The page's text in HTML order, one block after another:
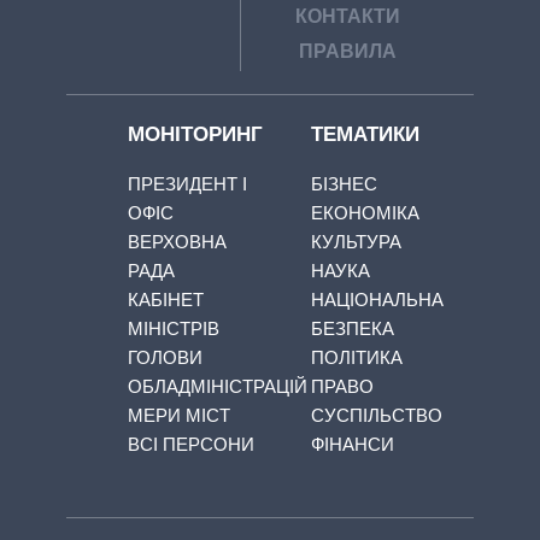
КОНТАКТИ
ПРАВИЛА
МОНІТОРИНГ
ПРЕЗИДЕНТ І
ОФІС
ВЕРХОВНА
РАДА
КАБІНЕТ
МІНІСТРІВ
ГОЛОВИ
ОБЛАДМІНІСТРАЦІЙ
МЕРИ МІСТ
ВСІ ПЕРСОНИ
ТЕМАТИКИ
БІЗНЕС
ЕКОНОМІКА
КУЛЬТУРА
НАУКА
НАЦІОНАЛЬНА
БЕЗПЕКА
ПОЛІТИКА
ПРАВО
СУСПІЛЬСТВО
ФІНАНСИ